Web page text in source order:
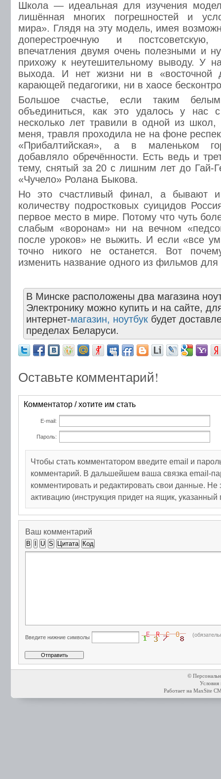
Школа — идеальная для изучения
лишённая многих погрешностей и
мира». Глядя на эту модель, имея
доперестроечную и
впечатления двумя очень полезными и
прихожу к неутешительному выводу. У
выхода. И нет жизни ни в «восточной
карающей педагогики, ни в хаосе
Большое счастье, если таким
объединиться, как это удалось у нас
несколько лет травили в одной из школ,
меня, травля проходила не на фоне
«Прибалтийская», а в маленьком
добавляло обречённости. Есть ведь и
тему, снятый за 20 с лишним лет до Гай-
«Чучело» Ролана Быкова.
Но это счастливый финал, а бывают и
количеству подростковых суицидов
первое место в мире. Потому что чуть
слабым «воронам» ни на вечном
после уроков» не выжить. И если «все
точно никого не останется. Вот
изменить название одного из фильмов для
В Минске расположены два магазина
Электронику можно купить и на сайте,
интернет-магазин, ноутбук будет
пределах Беларуси.
Оставьте комментарий!
Комментатор / хотите им стать
E-mail:
Пароль:
Чтобы стать комментатором введите email и
комментарий. В дальшейшем ваша связка email-
комментировать и редактировать свои данные. Не
активацию (инструкция придет на ящик, указанный
Ваш комментарий
B U S Цитата Код
Введите нижние символы
©
Условия
Работает на MaxSite